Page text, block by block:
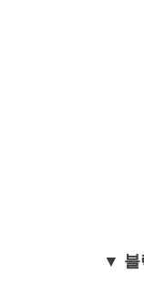
▼ 블